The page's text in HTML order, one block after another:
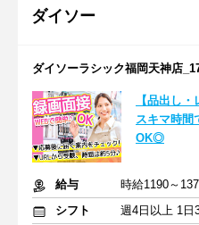
ダイソー
ダイソーラシック福岡天神店
【品出し
スキマ時間
OK◎
給与
時給1190～
シフト
週4日以上 1日